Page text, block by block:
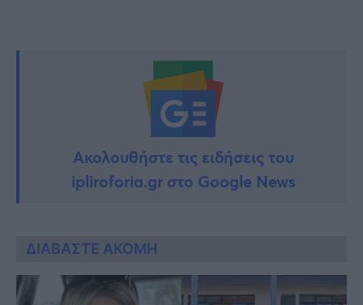
Ακολουθήστε τις ειδήσεις του
ipliroforia.gr στο Google News
ΔΙΑΒΑΣΤΕ ΑΚΟΜΗ